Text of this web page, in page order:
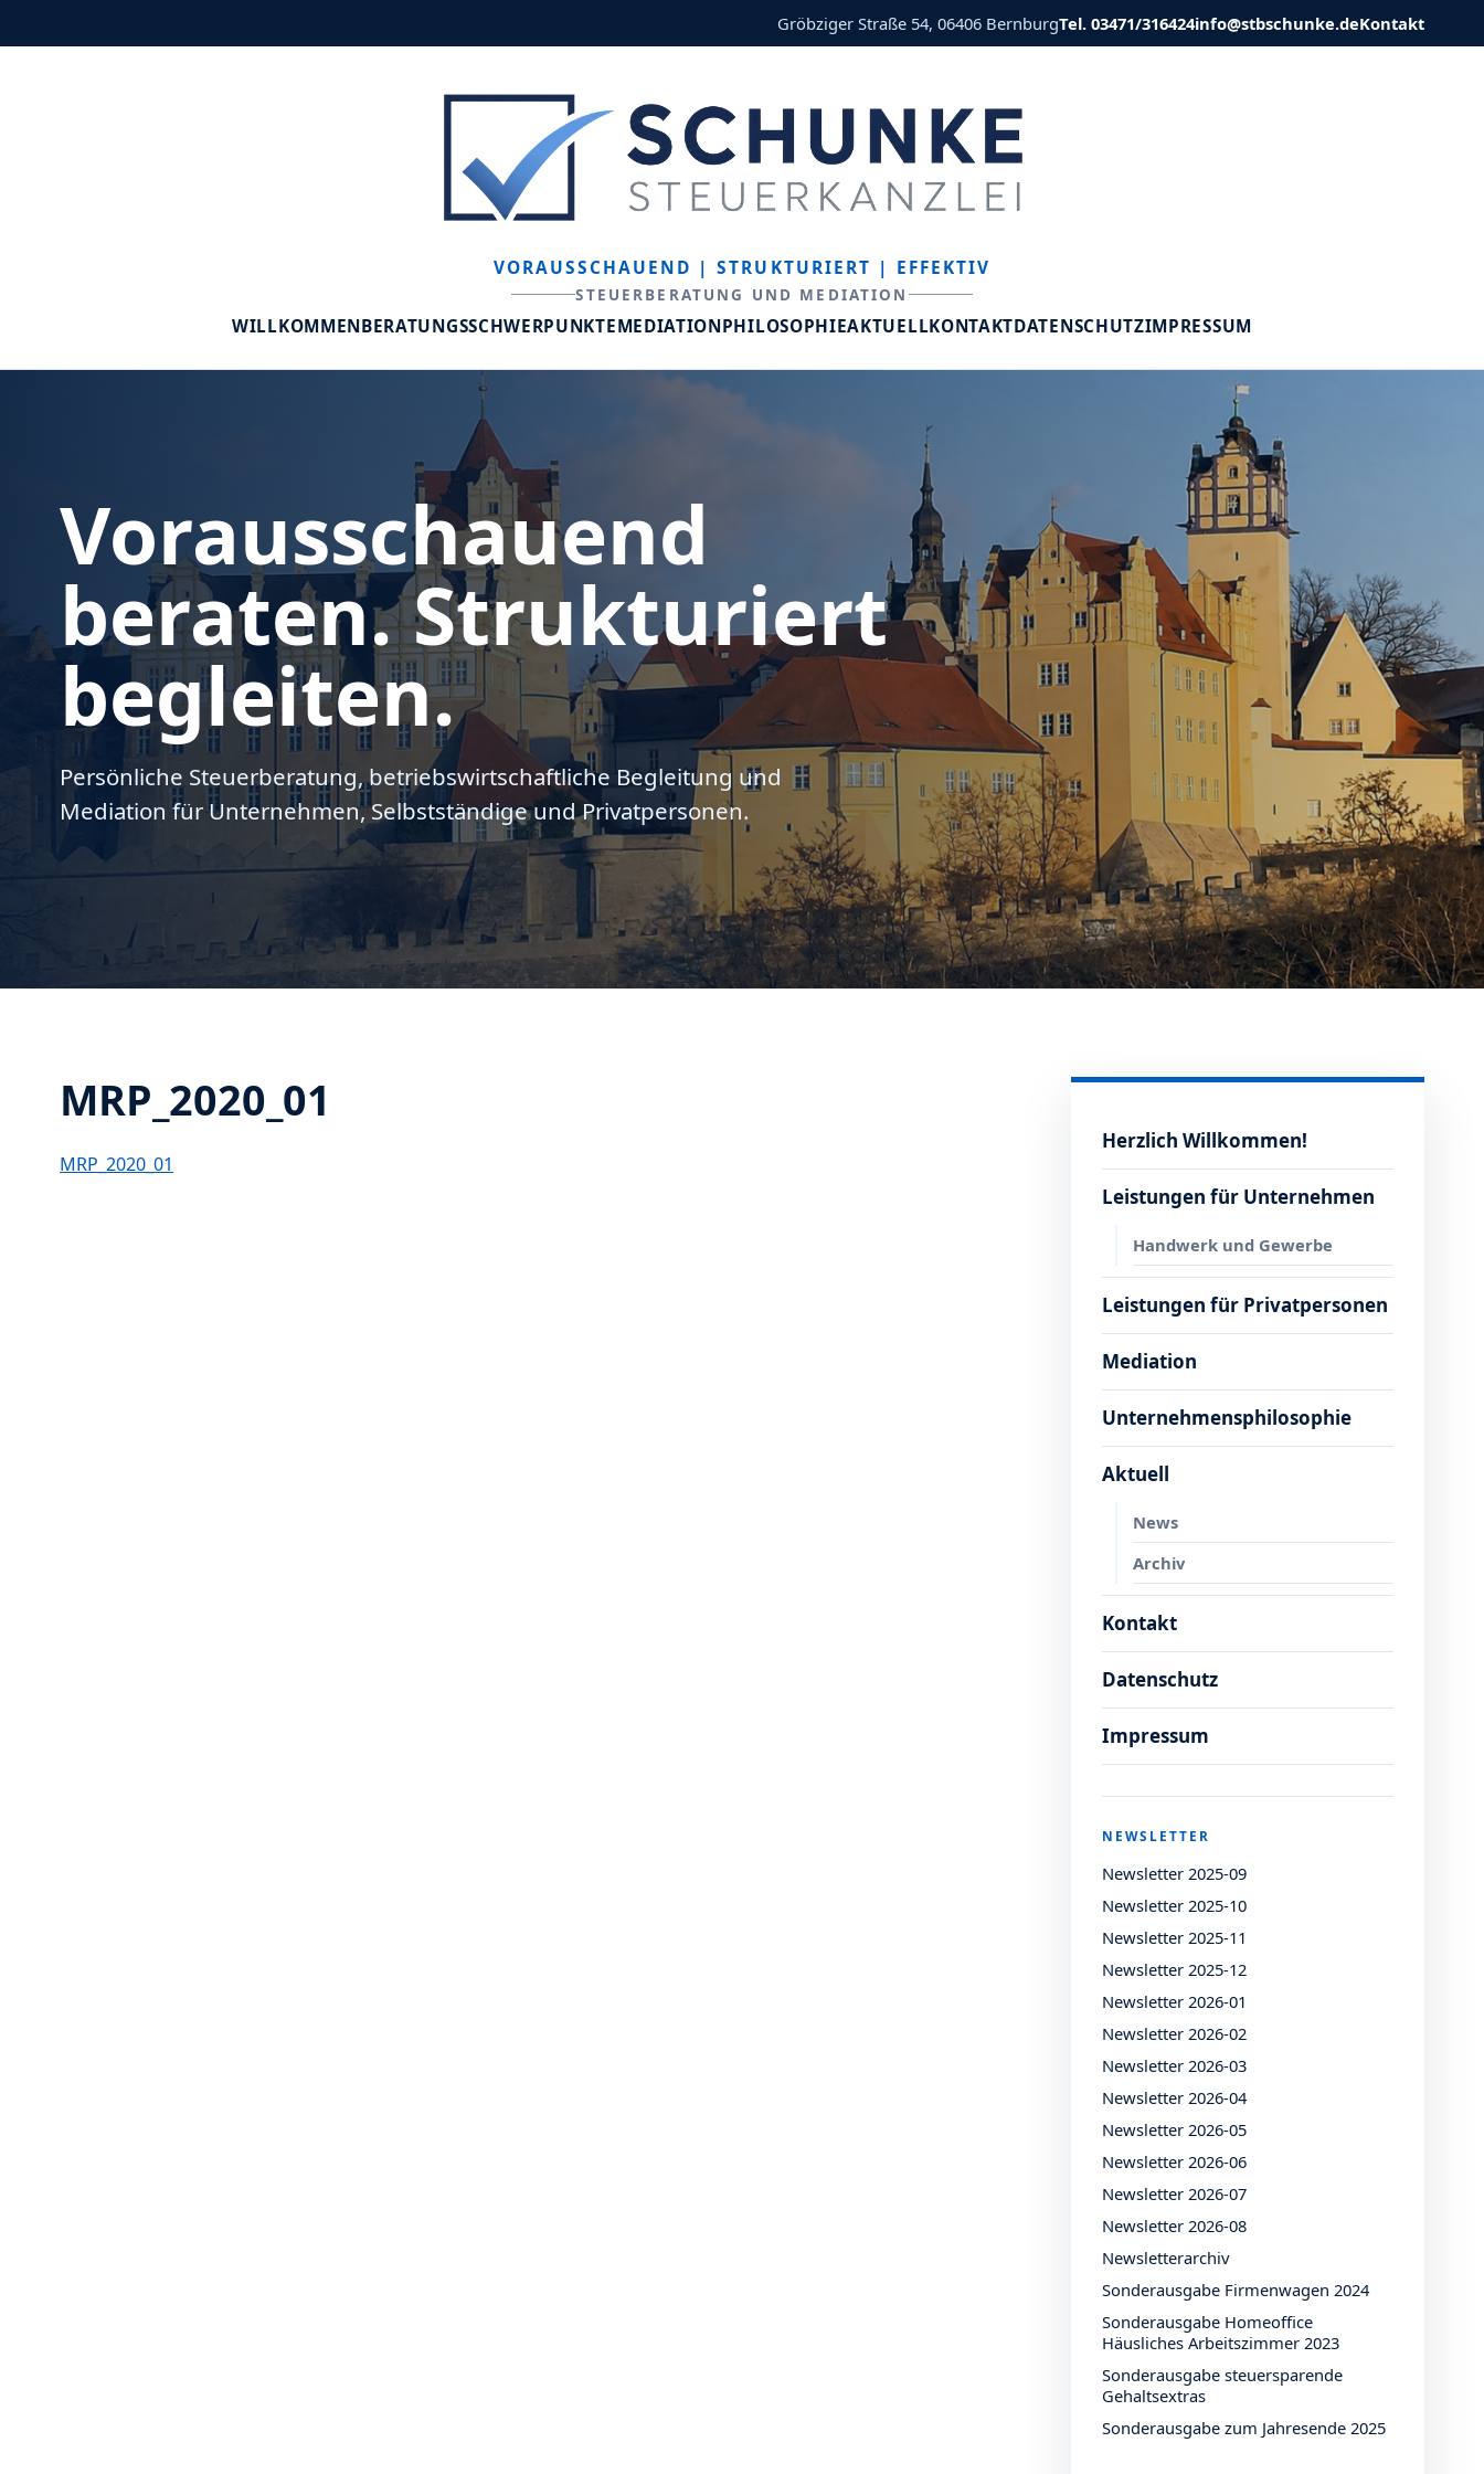
Gröbziger Straße 54, 06406 BernburgTel. 03471/316424info@stbschunke.deKontakt
VORAUSSCHAUEND | STRUKTURIERT | EFFEKTIV
STEUERBERATUNG UND MEDIATION
WILLKOMMENBERATUNGSSCHWERPUNKTEMEDIATIONPHILOSOPHIEAKTUELLKONTAKTDATENSCHUTZIMPRESSUM
Vorausschauend
beraten. Strukturiert
begleiten.
Persönliche Steuerberatung, betriebswirtschaftliche Begleitung und
Mediation für Unternehmen, Selbstständige und Privatpersonen.
MRP_2020_01
MRP_2020_01
Herzlich Willkommen!
Leistungen für Unternehmen
Handwerk und Gewerbe
Leistungen für Privatpersonen
Mediation
Unternehmensphilosophie
Aktuell
News
Archiv
Kontakt
Datenschutz
Impressum
NEWSLETTER
Newsletter 2025-09
Newsletter 2025-10
Newsletter 2025-11
Newsletter 2025-12
Newsletter 2026-01
Newsletter 2026-02
Newsletter 2026-03
Newsletter 2026-04
Newsletter 2026-05
Newsletter 2026-06
Newsletter 2026-07
Newsletter 2026-08
Newsletterarchiv
Sonderausgabe Firmenwagen 2024
Sonderausgabe Homeoffice
Häusliches Arbeitszimmer 2023
Sonderausgabe steuersparende
Gehaltsextras
Sonderausgabe zum Jahresende 2025